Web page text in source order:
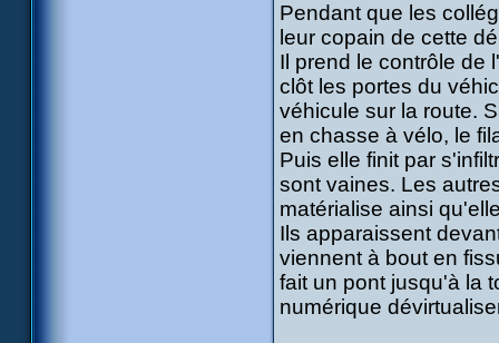
Pendant que les
leur copain de cette
Il prend le contrôle de
clôt les portes du
véhicule sur la route.
en chasse à vélo, le
Puis elle finit par
sont vaines. Les
matérialise ainsi
Ils apparaissent
viennent à bout en
fait un pont jusqu'à la
numérique